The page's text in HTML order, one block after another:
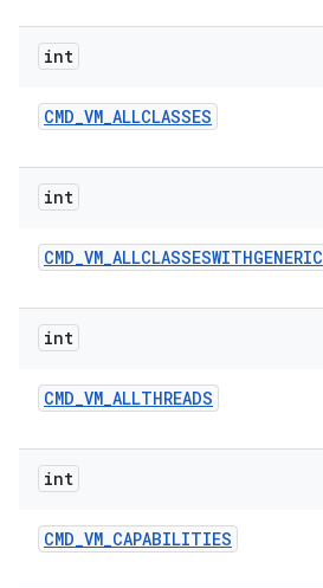
int
CMD_VM_ALLCLASSES
int
CMD_VM_ALLCLASSESWITHGENERIC
int
CMD_VM_ALLTHREADS
int
CMD_VM_CAPABILITIES